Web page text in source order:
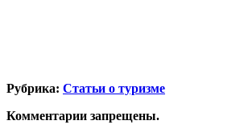
Рубрика: Статьи о туризме
Комментарии запрещены.